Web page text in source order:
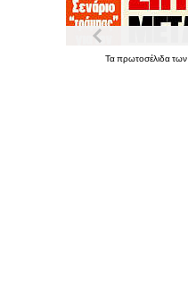
Ταπρωτοσέλιδατων